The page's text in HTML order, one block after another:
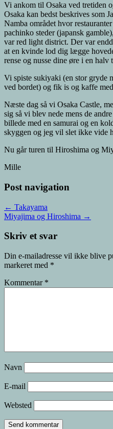
Vi ankom til Osaka ved tretiden
Osaka kan bedst beskrives som
Namba området hvor
pachinko steder (japansk
var red light district. Der var
at en kvinde lod dig lægge
rense og nusse dine øre i en halv
Vi spiste sukiyaki (en stor gryde
ved bordet) og fik is og kaffe
Næste dag så vi Osaka Castle,
sig så vi blev nede mens de
billede med en samurai og en
skyggen og jeg vil slet ikke vide
Nu går turen til Hiroshima og
Mille
Post navigation
← Takayama
Miyajima og Hiroshima →
Skriv et svar
Din e-mailadresse vil ikke blive
markeret med *
Kommentar *
Navn
E-mail
Websted